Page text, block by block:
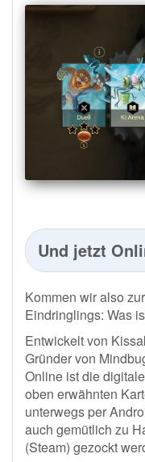
Und jetzt
Kommen wir also
Eindringlings: Was
Entwickelt von
Gründer von
Online ist die
oben erwähnten
unterwegs per
auch gemütlich zu
(Steam) gezockt